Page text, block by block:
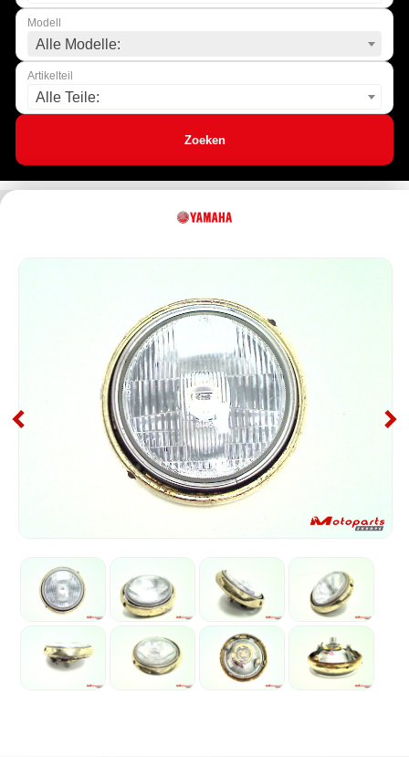
Modell
Alle Modelle:
Artikelteil
Alle Teile:
Zoeken